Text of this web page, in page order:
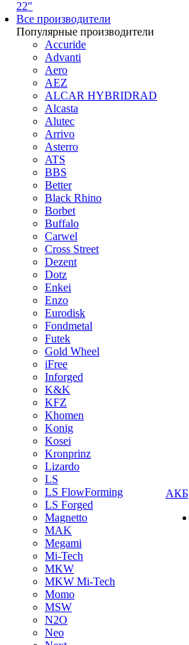
22"
Все производители
Популярные производители
Accuride
Advanti
Aero
AEZ
ALCAR HYBRIDRAD
Alcasta
Alutec
Arrivo
Asterro
ATS
BBS
Better
Black Rhino
Borbet
Buffalo
Carwel
Cross Street
Dezent
Dotz
Enkei
Enzo
Eurodisk
Fondmetal
Futek
Gold Wheel
iFree
Inforged
K&K
KFZ
Khomen
Konig
Kosei
Kronprinz
Lizardo
LS
LS FlowForming
LS Forged
Magnetto
MAK
Megami
Mi-Tech
MKW
MKW Mi-Tech
Momo
MSW
N2O
Neo
АКБ